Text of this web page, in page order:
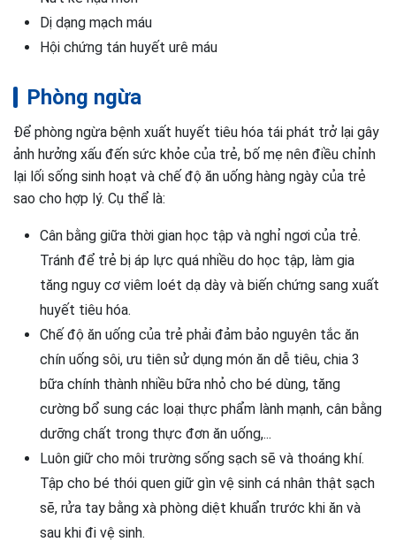
Dị dạng mạch máu
Hội chứng tán huyết urê máu
Phòng ngừa
Để phòng ngừa bệnh xuất huyết tiêu hóa tái phát trở lại gây
ảnh hưởng xấu đến sức khỏe của trẻ, bố mẹ nên điều chỉnh
lại lối sống sinh hoạt và chế độ ăn uống hàng ngày của trẻ
sao cho hợp lý. Cụ thể là:
Cân bằng giữa thời gian học tập và nghỉ ngơi của trẻ.
Tránh để trẻ bị áp lực quá nhiều do học tập, làm gia
tăng nguy cơ viêm loét dạ dày và biến chứng sang xuất
huyết tiêu hóa.
Chế độ ăn uống của trẻ phải đảm bảo nguyên tắc ăn
chín uống sôi, ưu tiên sử dụng món ăn dễ tiêu, chia 3
bữa chính thành nhiều bữa nhỏ cho bé dùng, tăng
cường bổ sung các loại thực phẩm lành mạnh, cân bằng
dưỡng chất trong thực đơn ăn uống,...
Luôn giữ cho môi trường sống sạch sẽ và thoáng khí.
Tập cho bé thói quen giữ gìn vệ sinh cá nhân thật sạch
sẽ, rửa tay bằng xà phòng diệt khuẩn trước khi ăn và
sau khi đi vệ sinh.